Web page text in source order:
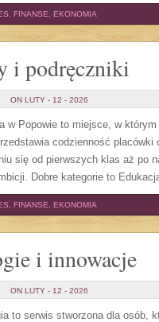
FINANSE, EKONOMIA
i podręczniki
ON LUTY - 12 - 2026
w Popowie to miejsce, w
codzienność
się od pierwszych klas aż po
Dobre kategorie to
FINANSE, EKONOMIA
i innowacje
ON LUTY - 12 - 2026
to serwis stworzona dla osób,